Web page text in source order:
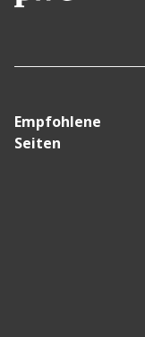
Empfohlene
Seiten